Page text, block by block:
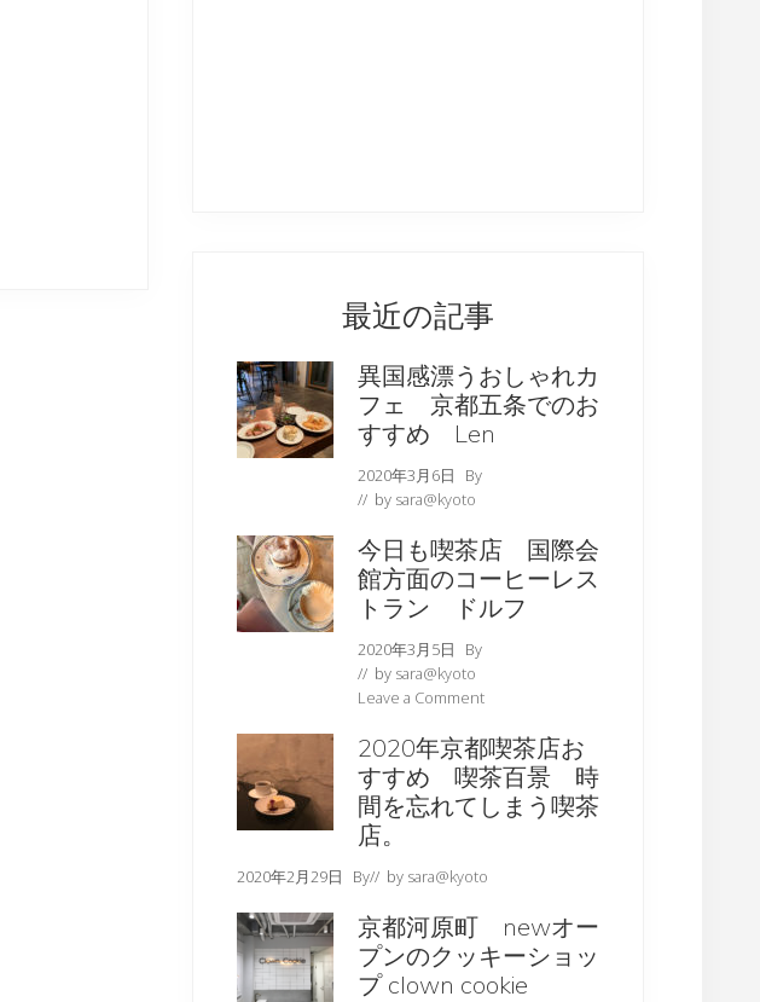
最近の記事
異国感漂うおしゃれカ
フェ 京都五条でのお
すすめ Len
2020年3月6日
By
// by sara@kyoto
今日も喫茶店 国際会
館方面のコーヒーレス
トラン ドルフ
2020年3月5日
By
// by sara@kyoto
Leave a Comment
2020年京都喫茶店お
すすめ 喫茶百景 時
間を忘れてしまう喫茶
店。
2020年2月29日 By// by sara@kyoto
京都河原町 newオー
プンのクッキーショッ
プ clown cookie